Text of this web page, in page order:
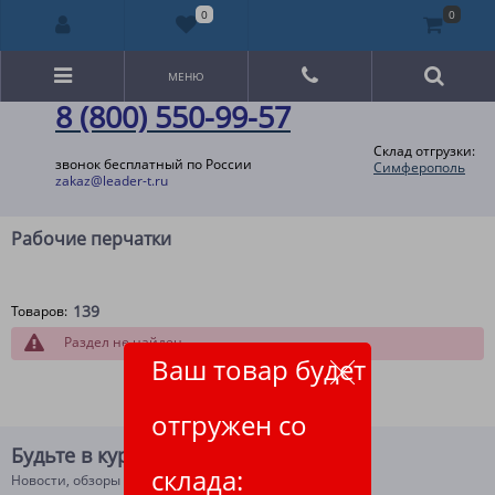
8 (800) 550-99-57
звонок бесплатный по России
zakaz@leader-t.ru
Склад отгрузки:
Симферополь
Ваш товар будет
отгружен со
склада:
МЕНЮ
Рабочие перчатки
Товаров: 139
Раздел не найден
Будьте в курсе!
Новости, обзоры и акции
0 0